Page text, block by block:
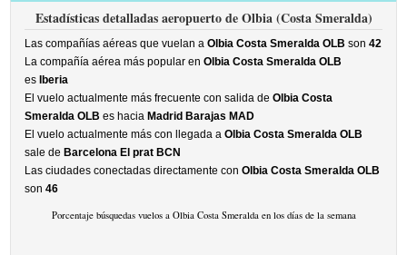
Estadísticas detalladas aeropuerto de Olbia (Costa Smeralda)
Las compañías aéreas que vuelan aOlbia Costa Smeralda OLB son42
La compañía aérea más popular enOlbia Costa Smeralda OLB
es Iberia
El vuelo actualmente más frecuente con salida deOlbia Costa
Smeralda OLB es hacia Madrid Barajas MAD
El vuelo actualmente más con llegada aOlbia Costa Smeralda OLB
sale de Barcelona El prat BCN
Las ciudades conectadas directamente conOlbia Costa Smeralda OLB
son46
Porcentaje búsquedas vuelos a Olbia Costa Smeralda en los días de la semana